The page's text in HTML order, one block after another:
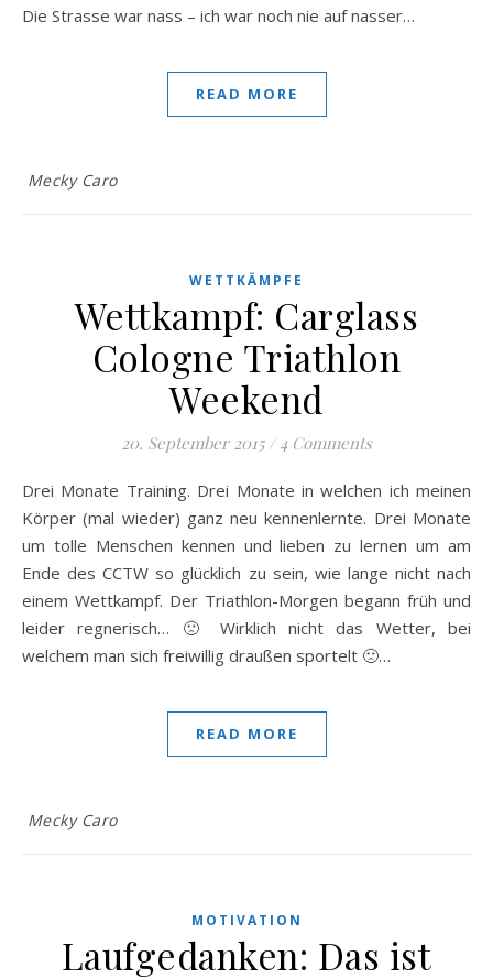
Die Strasse war nass – ich war noch nie auf nasser…
READ MORE
Mecky Caro
WETTKÄMPFE
Wettkampf: Carglass
Cologne Triathlon
Weekend
20. September 2015 / 4 Comments
Drei Monate Training. Drei Monate in welchen ich meinen
Körper (mal wieder) ganz neu kennenlernte. Drei Monate
um tolle Menschen kennen und lieben zu lernen um am
Ende des CCTW so glücklich zu sein, wie lange nicht nach
einem Wettkampf. Der Triathlon-Morgen begann früh und
leider regnerisch… 🙁 Wirklich nicht das Wetter, bei
welchem man sich freiwillig draußen sportelt 🙁…
READ MORE
Mecky Caro
MOTIVATION
Laufgedanken: Das ist